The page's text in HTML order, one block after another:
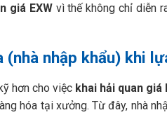
giá EXWvì thế không chỉ diễn
nhập khẩu) khi
hơn cho việc khai hải quan giá
hóa tại xưởng. Từ đây, nhà